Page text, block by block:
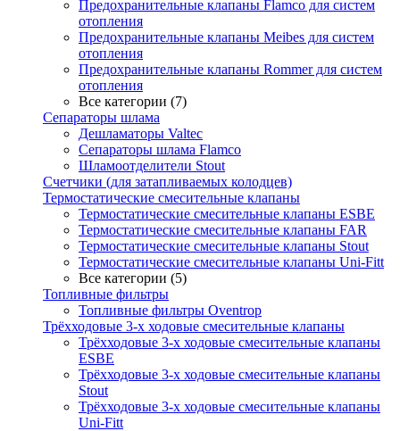
Предохранительные клапаны Flamco для систем
отопления
Предохранительные клапаны Meibes для систем
отопления
Предохранительные клапаны Rommer для систем
отопления
Все категории (7)
Сепараторы шлама
Дешламаторы Valtec
Сепараторы шлама Flamco
Шламоотделители Stout
Счетчики (для затапливаемых колодцев)
Термостатические смесительные клапаны
Термостатические смесительные клапаны ESBE
Термостатические смесительные клапаны FAR
Термостатические смесительные клапаны Stout
Термостатические смесительные клапаны Uni-Fitt
Все категории (5)
Топливные фильтры
Топливные фильтры Oventrop
Трёхходовые 3-х ходовые смесительные клапаны
Трёхходовые 3-х ходовые смесительные клапаны
ESBE
Трёхходовые 3-х ходовые смесительные клапаны
Stout
Трёхходовые 3-х ходовые смесительные клапаны
Uni-Fitt